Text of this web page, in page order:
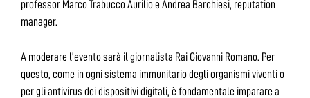
professor Marco Trabucco Aurilio e Andrea Barchiesi, reputation
manager.
A moderare l’evento sarà il giornalista Rai Giovanni Romano. Per
questo, come in ogni sistema immunitario degli organismi viventi o
per gli antivirus dei dispositivi digitali, è fondamentale imparare a